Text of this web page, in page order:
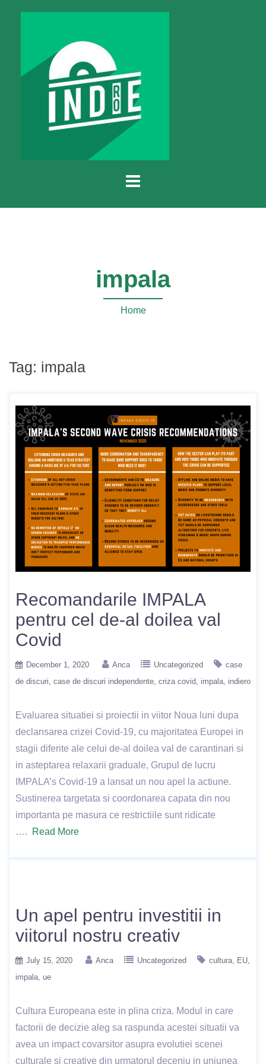
impala
Home
Tag: impala
Recomandarile IMPALA
pentru cel de-al doilea val
Covid
December 1, 2020 Anca Uncategorized
case
de discuri case de discuri independente criza covid impala indiero
Evaluarea situatiei si proiectii in viitor Noua luni dupa
declansarea crizei Covid-19, cu majoritatea Europei in
stagii diferite ale celui de-al doilea val de carantinari si
in asteptarea relaxarii graduale, Grupul de lucru
IMPALA’s Covid-19 a lansat un nou apel la actiune.
Sustinerea targetata si coordonarea capata din nou
importanta pe masura ce restrictiile sunt ridicate
….
Read More
Un apel pentru investitii in
viitorul nostru creativ
July 15, 2020 Anca Uncategorized cultura
EU
impala ue
Cultura Europeana este in plina criza. Modul in care
factorii de decizie aleg sa raspunda acestei situatii va
avea un impact covarsitor asupra evolutiei scenei
culturale si creative din urmatorul deceniu in uniunea